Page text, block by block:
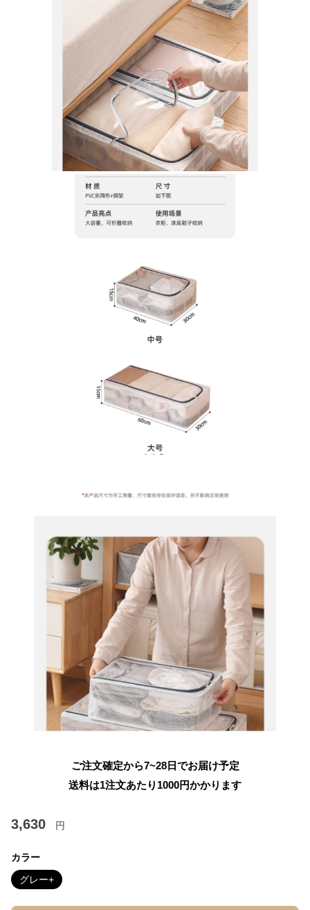
ご注文確定から7~28日でお届け予定
送料は1注文あたり 1000円かかります
3,630 円
カラー
グレー+